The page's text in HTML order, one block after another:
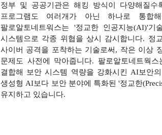
정부 및 공공기관은 해킹 방식이 다양해질
프로그램도 여러개가 아닌 하나로 통
팔로알토네트워스는 '정교한 인공지능(AI)'
시스템으로 각종 위협을 상시 감시합니다. 정
사이버 공격을 포착하는 기술로써, 작은 이상
문제도 사전에 막아줍니다. 팔로알토네트웍
결합해 보안 시스템 역량을 강화시킨 AI보안
생성형 AI보다 보안 분야에 특화된 '정교한
유지하고 있습니다.